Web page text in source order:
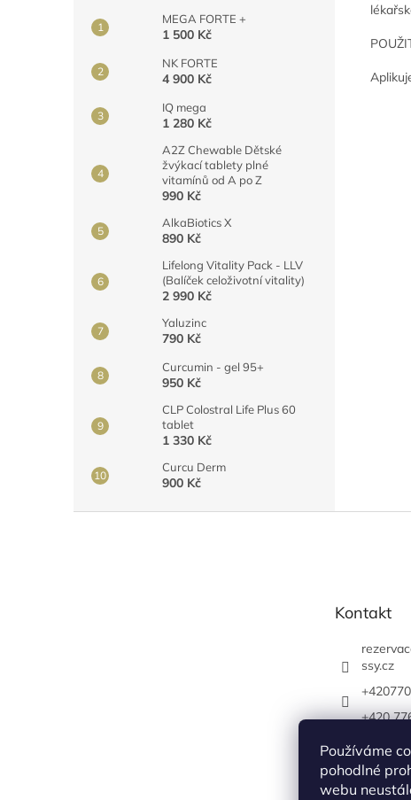
Používáme
pohodlné
webu
MEGA FORTE +
1 500 Kč
NK FORTE
4 900 Kč
IQ mega
1 280 Kč
A2Z Chewable Dětské
žvýkací tablety plné
vitamínů od A po Z
990 Kč
AlkaBiotics X
890 Kč
Lifelong Vitality Pack - LLV
(Balíček celoživotní vitality)
2 990 Kč
Yaluzinc
790 Kč
Curcumin - gel 95+
950 Kč
CLP Colostral Life Plus 60
tablet
1 330 Kč
Curcu Derm
900 Kč
Kontakt
ssy.cz
+420
/
https://
com/